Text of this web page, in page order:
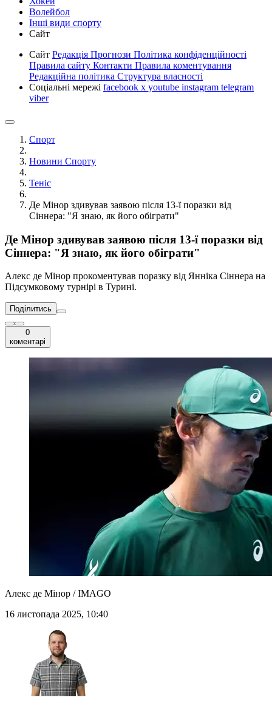
Волейбол
Інші види спорту
Сайт
Сайт Редакція Прогнози Політика конфіденційності
Правила сайту Контакти Правила коментування
Редакційна політика Структура власності
Соціальні мережі facebook x youtube instagram telegram
viber
Спорт
Новини Спорту
Теніс
Де Мінор здивував заявою після 13-ї поразки від
Сіннера: "Я знаю, як його обіграти"
Де Мінор здивував заявою після 13-ї поразки від
Сіннера: "Я знаю, як його обіграти"
Алекс де Мінор прокоментував поразку від Янніка Сіннера на
Підсумковому турнірі в Турині.
Поділитись
0
коментарі
Алекс де Мінор / IMAGO
16 листопада 2025, 10:40